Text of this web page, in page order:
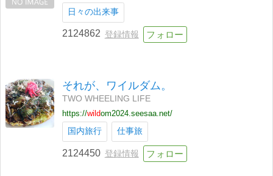
日々の出来事
2124862 登録情報
それが、ワイルダム。
TWO WHEELING LIFE
https://wildom2024.seesaa.net/
国内旅行
仕事旅
2124450 登録情報